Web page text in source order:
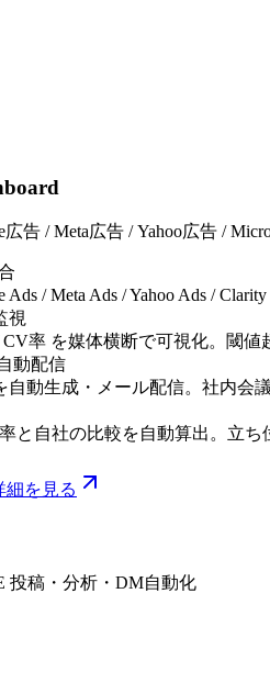
広告 / Meta広告 / Yahoo広告 /
Ads / Meta Ads / Yahoo Ads /
視
率 を媒体横断で可視化。閾値
動配信
自動生成・メール配信。社内会
と自社の比較を自動算出。立ち
細を見る
投稿・分析・DM自動化